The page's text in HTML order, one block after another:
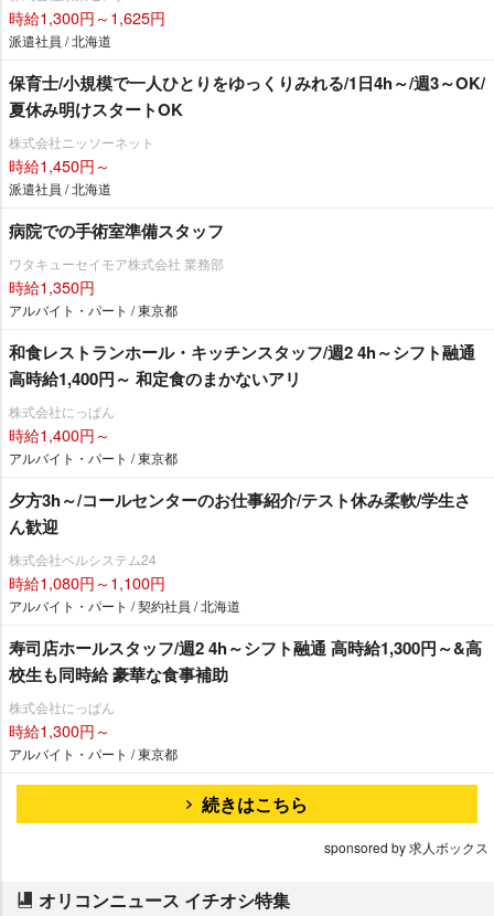
時給1,300円～1,625円
派遣社員 / 北海道
保育士/小規模で一人ひとりをゆっくりみれる/1日4h～/週3～OK/
夏休み明けスタートOK
株式会社ニッソーネット
時給1,450円～
派遣社員 / 北海道
病院での手術室準備スタッフ
ワタキューセイモア株式会社 業務部
時給1,350円
アルバイト・パート / 東京都
和食レストランホール・キッチンスタッフ/週2 4h～シフト融通
高時給1,400円～ 和定食のまかないアリ
株式会社にっぱん
時給1,400円～
アルバイト・パート / 東京都
夕方3h～/コールセンターのお仕事紹介/テスト休み柔軟/学生さ
ん歓迎
株式会社ベルシステム24
時給1,080円～1,100円
アルバイト・パート / 契約社員 / 北海道
寿司店ホールスタッフ/週2 4h～シフト融通 高時給1,300円～&高
校生も同時給 豪華な食事補助
株式会社にっぱん
時給1,300円～
アルバイト・パート / 東京都
続きはこちら
sponsored by 求人ボックス
オリコンニュース イチオシ特集